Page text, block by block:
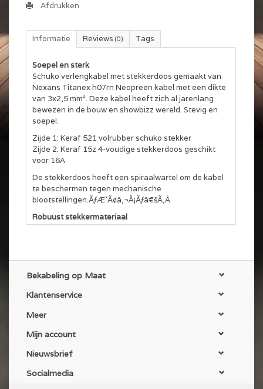
Afdrukken
Informatie Reviews (0) Tags
Soepel en sterk
Schuko verlengkabel met stekkerdoos gemaakt van
Nexans Titanex h07rn Neopreen kabel met een dikte
van 3x2,5 mm². Deze kabel heeft zich al jarenlang
bewezen in de bouw en showbizz wereld. Stevig en
soepel.
Zijde 1: Keraf 521 volrubber schuko stekker
Zijde 2: Keraf 15z 4-voudige stekkerdoos geschikt
voor 16A
De stekkerdoos heeft een spiraalwartel om de kabel
te beschermen tegen mechanische
blootstellingen.ÃƒÆ’Ã¢â‚¬Å¡Ãƒâ€šÃ‚Â
Robuust stekkermateriaal
De schuko stekker en contrastekker zijn volrubber en
aangesloten toestand maximaal. Ideale bescherming
tegen regen en andere invloeden van buitenaf.
De Keraf stekkers kunnen ook met gekleurde kop, of
volledig in kleur worden geleverd. Neem hiervoor even
contact met ons op.
Krimpkous en kabelbinder
Elke kabels is voorzien van een transparante
krimpkous aan de uiteinden en waar mogelijk een
Bekabeling op Maat
Klantenservice
Meer
Mijn account
Nieuwsbrief
Socialmedia